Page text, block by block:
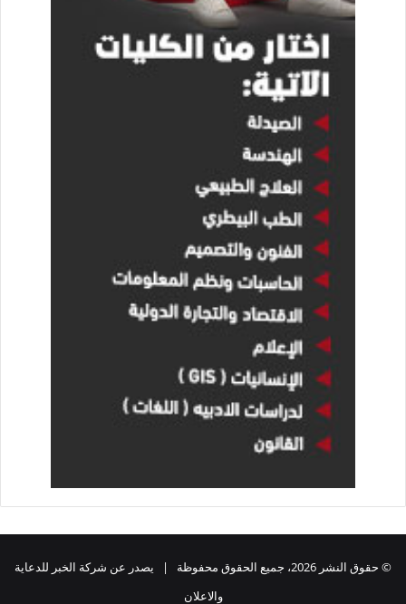
© حقوق النشر 2026، جميع الحقوق محفوظة | يصدر عن شركة الخبر للدعاية
والاعلان